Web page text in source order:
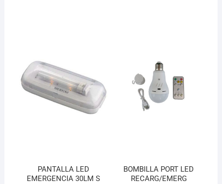
PANTALLA LED
EMERGENCIA 30LM S
BOMBILLA PORT LED
RECARG/EMERG